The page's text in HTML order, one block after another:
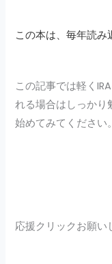
この本は、毎年読み
この記事では軽く
れる場合はしっかり
始めてみてください。
応援クリックお願い